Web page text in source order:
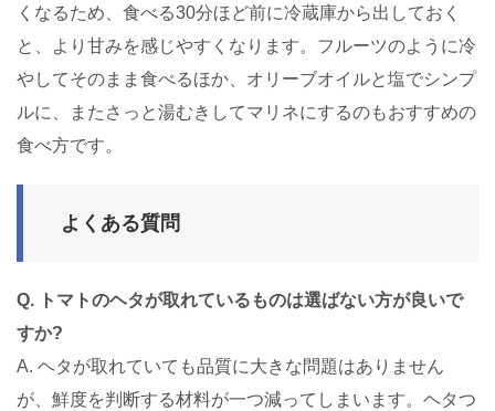
くなるため、食べる30分ほど前に冷蔵庫から出しておく
と、より甘みを感じやすくなります。フルーツのように冷
やしてそのまま食べるほか、オリーブオイルと塩でシンプ
ルに、またさっと湯むきしてマリネにするのもおすすめの
食べ方です。
よくある質問
Q. トマトのヘタが取れているものは選ばない方が良いで
すか?
A. ヘタが取れていても品質に大きな問題はありません
が、鮮度を判断する材料が一つ減ってしまいます。ヘタつ